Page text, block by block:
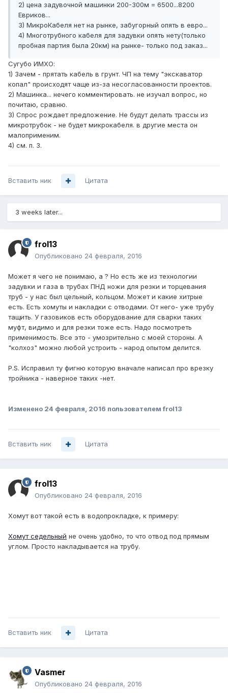
2) цена задувочной машинки 200-300м = 6500...8200
Евриков...
3) МикроКабеля нет на рынке, забугорный опять в евро...
4) Многотрубного кабеля для задувки опять нету(только
пробная партия была 20км) на рынке- только под заказ...
Сугубо ИМХО:
1) Зачем - прятать кабель в грунт. ЧП на тему "экскаватор
копал" происходят чаще из-за несогласованности проектов.
2) Машинка... нечего комментировать. не изучал вопрос, но
почитаю, сравню.
3) Спрос рождает предложение. Не будут делать трассы из
микротрубок - не будет микрокабеля. в другие места он
малоприменим.
4) см. п. 3.
Вставить ник Цитата
3 weeks later...
frol13
Опубликовано 24 февраля, 2016
Может я чего не понимаю, а ? Но есть же из технологии
задувки и газа в трубах ПНД ножи для резки и торцевания
труб - у нас был цельный, кольцом. Может и какие хитрые
есть. Есть хомуты и накладки с отводами. От него- уже трубу
тащить. У газовиков есть оборудование для сварки таких
муфт, видимо и для резки тоже есть. Надо посмотреть
применимость. Все это - умозрительно с моей стороны. А
"колхоз" можно любой устроить - народ опытом делится.
P.S. Исправил ту фигню которую вначале написал про врезку
тройника - наверное таких -нет.
Изменено 24 февраля, 2016 пользователем frol13
Вставить ник Цитата
frol13
Опубликовано 24 февраля, 2016
Хомут вот такой есть в водопрокладке, к примеру:
Хомут седельный не очень удобно, то что отвод под прямым
углом. Просто накладывается на трубу.
Вставить ник Цитата
Vasmer
Опубликовано 24 февраля, 2016